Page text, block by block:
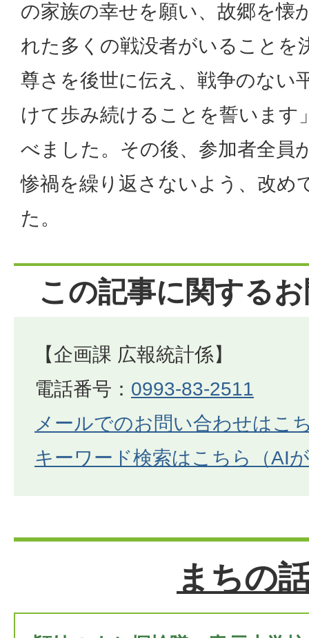
の家族の幸せを願い、故郷を懐
れた多くの戦没者がいることを
尊さを後世に伝え、戦争のない
けて歩み続けることを誓います
べました。その後、参加者全員
惨禍を繰り返さないよう、改め
た。
この記事に関する
【企画課 広報統計係】
電話番号： 0993-83-2511
メールでのお問い合わせはこ
キーワード検索はこちら（AI
まちの